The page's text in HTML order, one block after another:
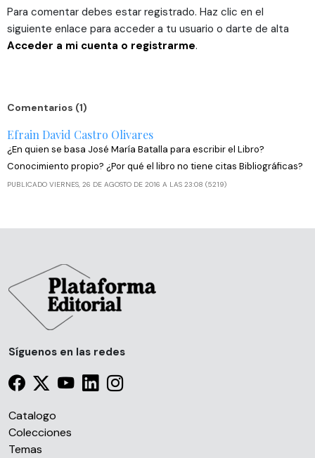
Para comentar debes estar registrado. Haz clic en el
siguiente enlace para acceder a tu usuario o darte de alta
Acceder a mi cuenta o registrarme.
Comentarios (1)
Efrain David Castro Olivares
¿En quien se basa José María Batalla para escribir el Libro?
Conocimiento propio? ¿Por qué el libro no tiene citas Bibliográficas?
PUBLICADO VIERNES, 26 DE AGOSTO DE 2016 A LAS 23:08 (5219)
Síguenos en las redes
Catalogo
Colecciones
Temas